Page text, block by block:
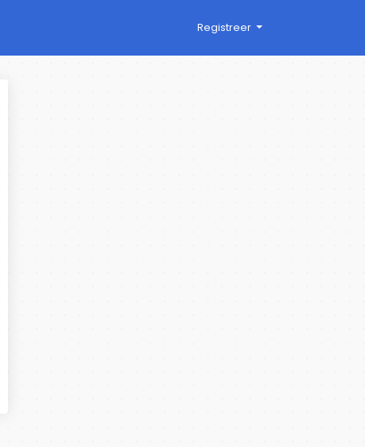
Registreer